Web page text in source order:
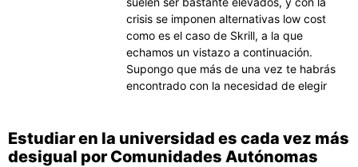
crisis se imponen alternativas low cost
como es el caso de Skrill, a la que
echamos un vistazo a continuación.
Supongo que más de una vez te habrás
encontrado con la necesidad de elegir
Estudiar en la universidad es cada vez más
desigual por Comunidades Autónomas